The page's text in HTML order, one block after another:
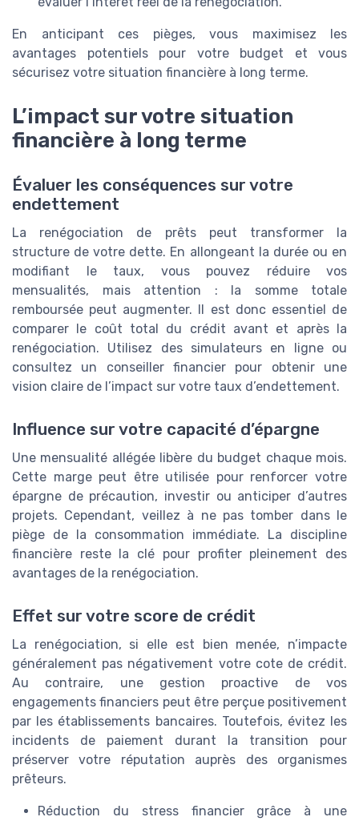
En anticipant ces pièges, vous maximisez les
avantages potentiels pour votre budget et vous
sécurisez votre situation financière à long terme.
L’impact sur votre situation
financière à long terme
Évaluer les conséquences sur votre
endettement
La renégociation de prêts peut transformer la
structure de votre dette. En allongeant la durée ou en
modifiant le taux, vous pouvez réduire vos
mensualités, mais attention : la somme totale
remboursée peut augmenter. Il est donc essentiel de
comparer le coût total du crédit avant et après la
renégociation. Utilisez des simulateurs en ligne ou
consultez un conseiller financier pour obtenir une
vision claire de l’impact sur votre taux d’endettement.
Influence sur votre capacité d’épargne
Une mensualité allégée libère du budget chaque mois.
Cette marge peut être utilisée pour renforcer votre
épargne de précaution, investir ou anticiper d’autres
projets. Cependant, veillez à ne pas tomber dans le
piège de la consommation immédiate. La discipline
financière reste la clé pour profiter pleinement des
avantages de la renégociation.
Effet sur votre score de crédit
La renégociation, si elle est bien menée, n’impacte
généralement pas négativement votre cote de crédit.
Au contraire, une gestion proactive de vos
engagements financiers peut être perçue positivement
par les établissements bancaires. Toutefois, évitez les
incidents de paiement durant la transition pour
préserver votre réputation auprès des organismes
prêteurs.
Réduction du stress financier grâce à une